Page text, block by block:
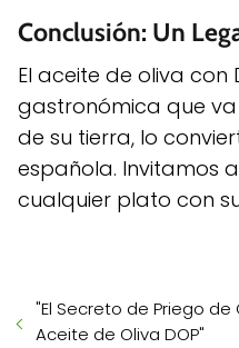
Conclusión: Un
El aceite de oliva
gastronómica que
de su tierra, lo
española. Invitamos
cualquier plato con
"El Secreto de Priego
Aceite de Oliva DOP"